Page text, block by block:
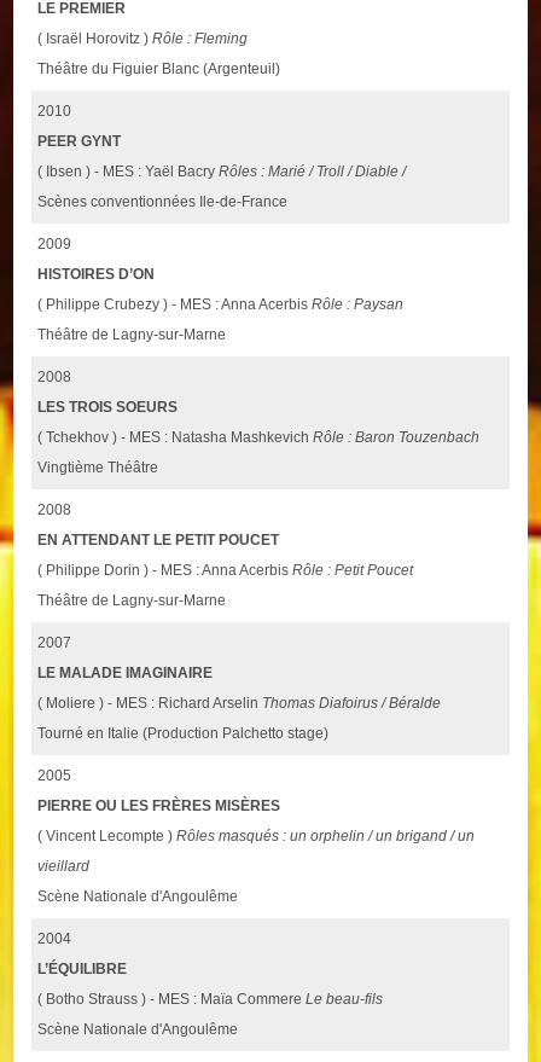
LE PREMIER
( Israël Horovitz )Rôle : Fleming
Théâtre du Figuier Blanc (Argenteuil)
2010
PEER GYNT
( Ibsen ) - MES : Yaël BacryRôles : Marié / Troll / Diable /
Scènes conventionnées Ile-de-France
2009
HISTOIRES D’ON
( Philippe Crubezy ) - MES : Anna AcerbisRôle : Paysan
Théâtre de Lagny-sur-Marne
2008
LES TROIS SOEURS
( Tchekhov ) - MES : Natasha MashkevichRôle : Baron Touzenbach
Vingtième Théâtre
2008
EN ATTENDANT LE PETIT POUCET
( Philippe Dorin ) - MES : Anna AcerbisRôle : Petit Poucet
Théâtre de Lagny-sur-Marne
2007
LE MALADE IMAGINAIRE
( Moliere ) - MES : Richard Arselin Thomas Diafoirus / Béralde
Tourné en Italie (Production Palchetto stage)
2005
PIERRE OU LES FRÈRES MISÈRES
( Vincent Lecompte )Rôles masqués : un orphelin / un brigand / un
vieillard
Scène Nationale d'Angoulême
2004
L’ÉQUILIBRE
( Botho Strauss ) - MES : Maïa CommereLe beau-fils
Scène Nationale d'Angoulême